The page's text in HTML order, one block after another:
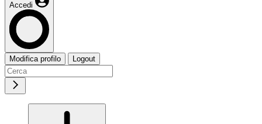
Accedi
Modifica profilo Logout